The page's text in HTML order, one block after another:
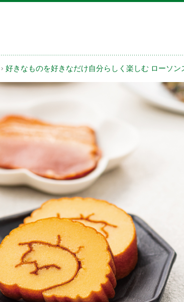
好きなものを好きなだけ自分らしく楽しむ ローソン